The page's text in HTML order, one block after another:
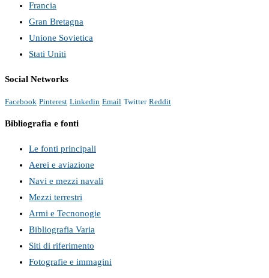
Francia
Gran Bretagna
Unione Sovietica
Stati Uniti
Social Networks
Facebook Pinterest Linkedin Email Twitter Reddit
Bibliografia e fonti
Le fonti principali
Aerei e aviazione
Navi e mezzi navali
Mezzi terrestri
Armi e Tecnonogie
Bibliografia Varia
Siti di riferimento
Fotografie e immagini